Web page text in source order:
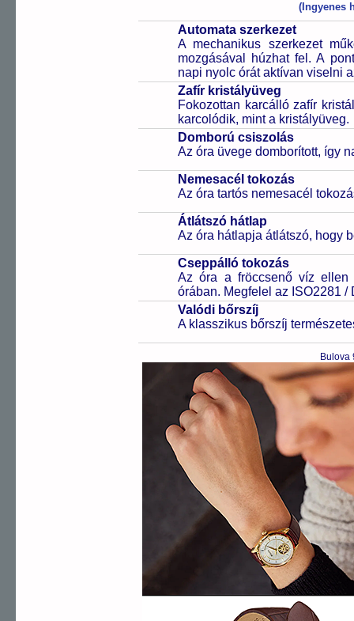
(Ingyenes
Automata szerkezet
A mechanikus szerkezet
mozgásával húzhat fel. A
napi nyolc órát aktívan viselni
Zafír kristályüveg
Fokozottan karcálló zafír
karcolódik, mint a kristályüveg.
Domború csiszolás
Az óra üvege domborított, így
Nemesacél tokozás
Az óra tartós nemesacél
Átlátszó hátlap
Az óra hátlapja átlátszó, hogy
Cseppálló tokozás
Az óra a fröccsenő víz ellen
órában. Megfelel az ISO2281
Valódi bőrszíj
A klasszikus bőrszíj
Bulova